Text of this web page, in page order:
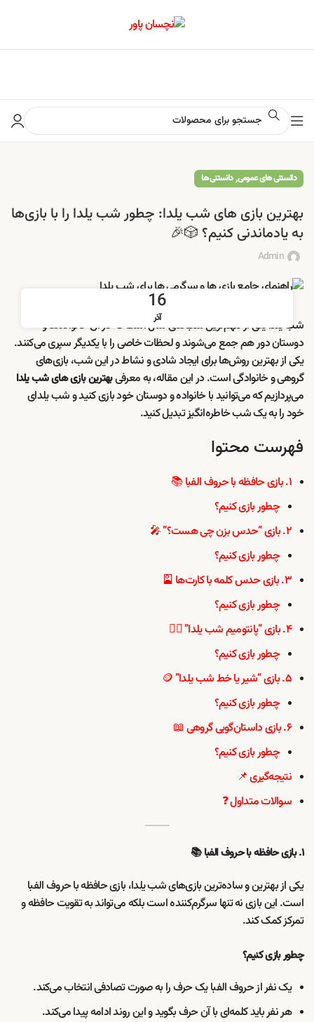
دانستنی های عمومی,دانستنی ها
بهترین بازی‌ های شب یلدا: چطور شب یلدا را با بازی‌ها
به یادماندنی کنیم؟ 🎲🎉
Admin
16
آذر
شب یلدا یکی از مهم‌ترین شب‌های سال است که در آن خانواده‌ها و
دوستان دور هم جمع می‌شوند و لحظات خاصی را با یکدیگر سپری می‌کنند.
یکی از بهترین روش‌ها برای ایجاد شادی و نشاط در این شب، بازی‌های
گروهی و خانوادگی است. در این مقاله، به معرفیبهترین بازی‌ های شب یلدا
می‌پردازیم که می‌توانید با خانواده و دوستان خود بازی کنید و شب یلدای
خود را به یک شب خاطره‌انگیز تبدیل کنید.
فهرست محتوا
۱. بازی حافظه با حروف الفبا 📚
چطور بازی کنیم؟
۲. بازی “حدس بزن چی هست؟” 🎤
چطور بازی کنیم؟
۳. بازی حدس کلمه با کارت‌ها 🎴
چطور بازی کنیم؟
۴. بازی “پانتومیم شب یلدا” 🤷‍♂️
چطور بازی کنیم؟
۵. بازی “شیر یا خط شب یلدا” 🪙
چطور بازی کنیم؟
۶. بازی داستان‌گویی گروهی 📖
چطور بازی کنیم؟
نتیجه‌گیری 📌
سوالات متداول ❓
۱. بازی حافظه با حروف الفبا 📚
یکی از بهترین و ساده‌ترین بازی‌های شب یلدا، بازی حافظه با حروف الفبا
است. این بازی نه تنها سرگرم‌کننده است بلکه می‌تواند به تقویت حافظه و
تمرکز کمک کند.
چطور بازی کنیم؟
یک نفر از حروف الفبا یک حرف را به صورت تصادفی انتخاب می‌کند.
هر نفر باید کلمه‌ای با آن حرف بگوید و این روند ادامه پیدا می‌کند.